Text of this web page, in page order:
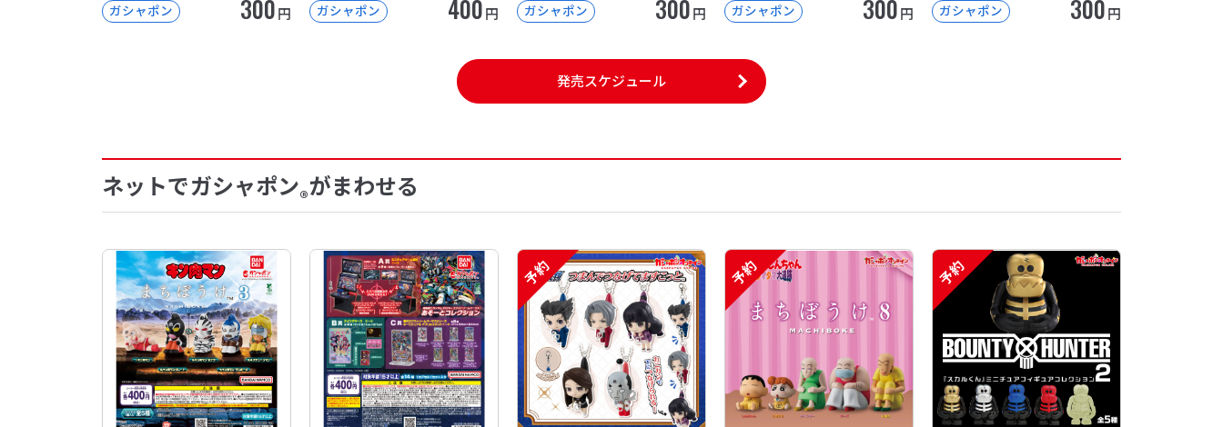
ガシャポン 300円 ガシャポン 400円 ガシャポン 300円 ガシャポン 300円 ガシャポン 300円
発売スケジュール
ネットでガシャポン®がまわせる
予約 予約 予約